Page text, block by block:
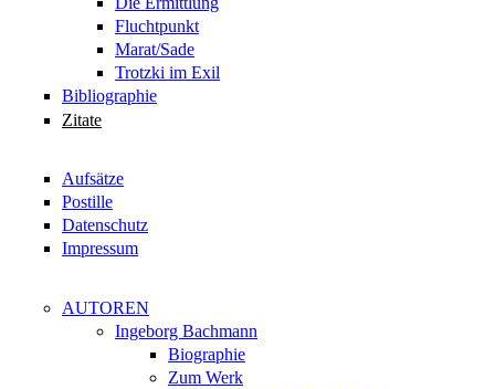
Fluchtpunkt
Marat/Sade
Trotzki im Exil
Bibliographie
Zitate
Aufsätze
Postille
Datenschutz
Impressum
AUTOREN
Ingeborg Bachmann
Biographie
Zum Werk